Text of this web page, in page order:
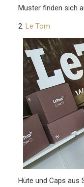
Muster finden sich
2. Le Tom
Hüte und Caps aus